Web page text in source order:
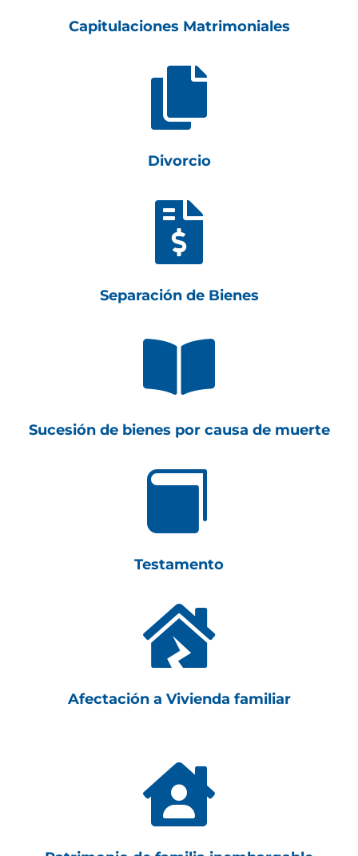
Capitulaciones Matrimoniales

Divorcio

Separación de Bienes

Sucesión de bienes por causa de muerte

Testamento

Afectación a Vivienda familiar
